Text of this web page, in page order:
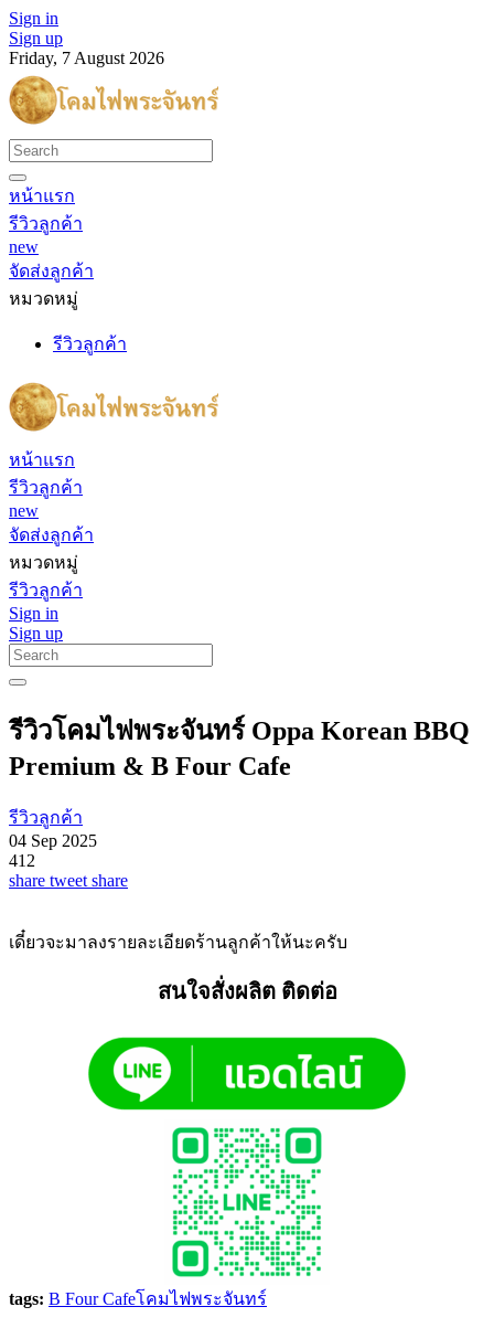
Sign in
Sign up
Friday, 7 August 2026
หน้าแรก
รีวิวลูกค้า
new
จัดส่งลูกค้า
หมวดหมู่
รีวิวลูกค้า
หน้าแรก
รีวิวลูกค้า
new
จัดส่งลูกค้า
หมวดหมู่
รีวิวลูกค้า
Sign in
Sign up
รีวิวโคมไฟพระจันทร์ Oppa Korean BBQ
Premium & B Four Cafe
รีวิวลูกค้า
04 Sep 2025
412
share tweet share
เดี๋ยวจะมาลงรายละเอียดร้านลูกค้าให้นะครับ
สนใจสั่งผลิต ติดต่อ
tags: B Four Cafeโคมไฟพระจันทร์